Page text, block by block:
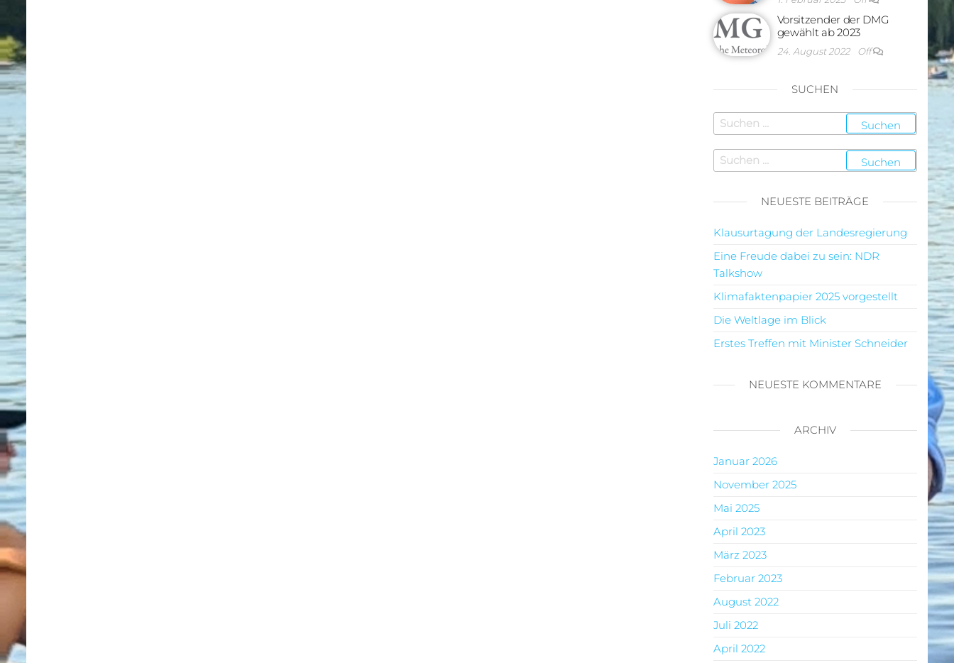
Vorsitzender der DMG
gewählt ab 2023
24. August 2022 Off
SUCHEN
NEUESTE BEITRÄGE
Klausurtagung der Landesregierung
Eine Freude dabei zu sein: NDR
Talkshow
Klimafaktenpapier 2025 vorgestellt
Die Weltlage im Blick
Erstes Treffen mit Minister Schneider
NEUESTE KOMMENTARE
ARCHIV
Januar 2026
November 2025
Mai 2025
April 2023
März 2023
Februar 2023
August 2022
Juli 2022
April 2022